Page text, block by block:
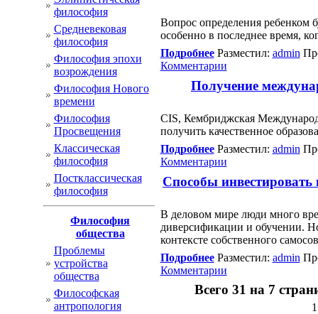
философия
Cредневековая
философия
Философия эпохи
возрождения
Философия Нового
времени
Философия
Просвещения
Классическая
философия
Постклассическая
философия
Философия
общества
Проблемы
устройства
общества
Философская
антропология
Вопрос определения ребенком
особенно в последнее время,
ПодробнееРазместил: admin
Комментарии
Получение
CIS, Кембриджская
получить качественное
ПодробнееРазместил: admin
Комментарии
Способы инвестировать
В деловом мире люди много
диверсификации и обучении.
контексте собственного
ПодробнееРазместил: admin
Комментарии
Всего 31 на 7
1